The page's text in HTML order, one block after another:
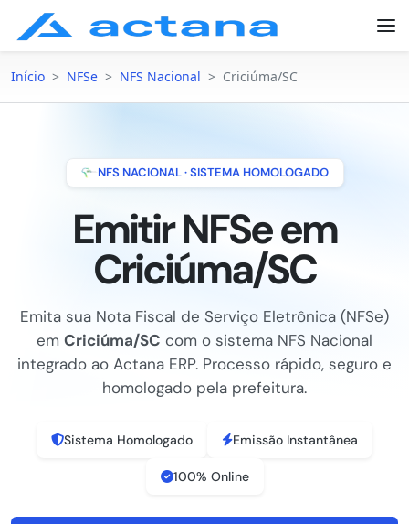
Início > NFSe > NFS Nacional > Criciúma/SC
NFS NACIONAL · SISTEMA HOMOLOGADO
Emitir NFSe em
Criciúma/SC
Emita sua Nota Fiscal de Serviço Eletrônica (NFSe)
em Criciúma/SC com o sistema NFS Nacional
integrado ao Actana ERP. Processo rápido, seguro e
homologado pela prefeitura.
Sistema Homologado Emissão Instantânea
100% Online